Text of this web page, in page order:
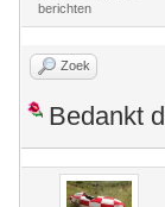
berichten
Zoek
Bedankt